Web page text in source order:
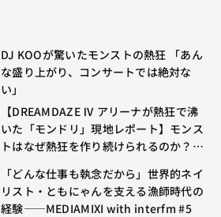
DJ KOOが驚いたモンストの熱狂 「あん
な盛り上がり、コンサートでは絶対な
い」
【DREAMDAZE Ⅳ アリーナが熱狂で沸
いた「モンドリ」現地レポート】モンス
トはなぜ熱狂を作り続けられるのか？コ
や、兎田ぺこら、壱百満天原サロメらも
集結
「どんな仕事も執念だから」世界的ネイ
リスト・ともにゃんを支える漁師時代の
経験——MEDIAMIXI with interfm #5